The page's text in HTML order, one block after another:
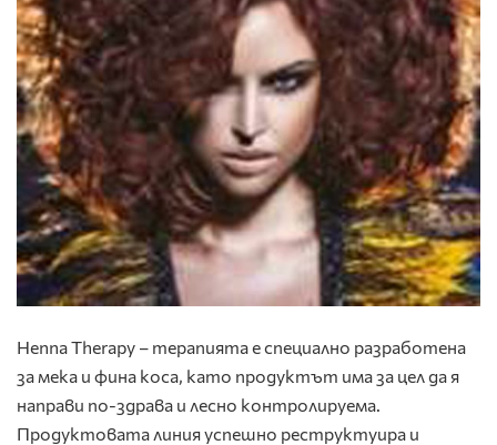
Henna Therapy – терапията е специално разработена
за мека и фина коса, като продуктът има за цел да я
направи по-здрава и лесно контролируема.
Продуктовата линия успешно реструктуира и